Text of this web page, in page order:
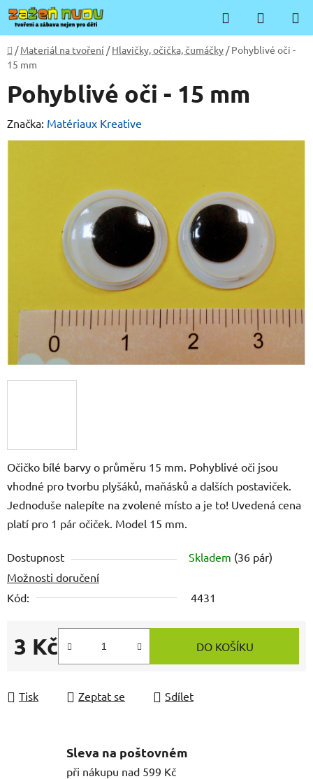
Přejít
na
obsah
Hledat
KOŠÍK
Domů
/ Materiál na tvoření / Hlavičky, očička, čumáčky / Pohyblivé oči -
15 mm
Očičko bílé barvy o průměru 15 mm. Pohyblivé oči jsou
vhodné pro tvorbu plyšáků, maňásků a dalších postaviček.
Jednoduše nalepíte na zvolené místo a je to! Uvedená cena
platí pro 1 pár očiček. Model 15 mm.
Dostupnost Skladem (36 pár)
Možnosti doručení
Kód:
4431
3 Kč
Měrná cena:
DO KOŠÍKU
Tisk Zeptat se Sdílet
Pohyblivé oči - 15 mm
Značka: Matériaux Kreative
Sleva na poštovném
při nákupu nad 599 Kč